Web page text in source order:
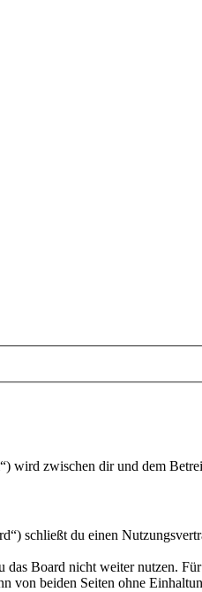
zwischen dir und dem
schließt du einen
Board nicht weiter nutzen.
von beiden Seiten ohne